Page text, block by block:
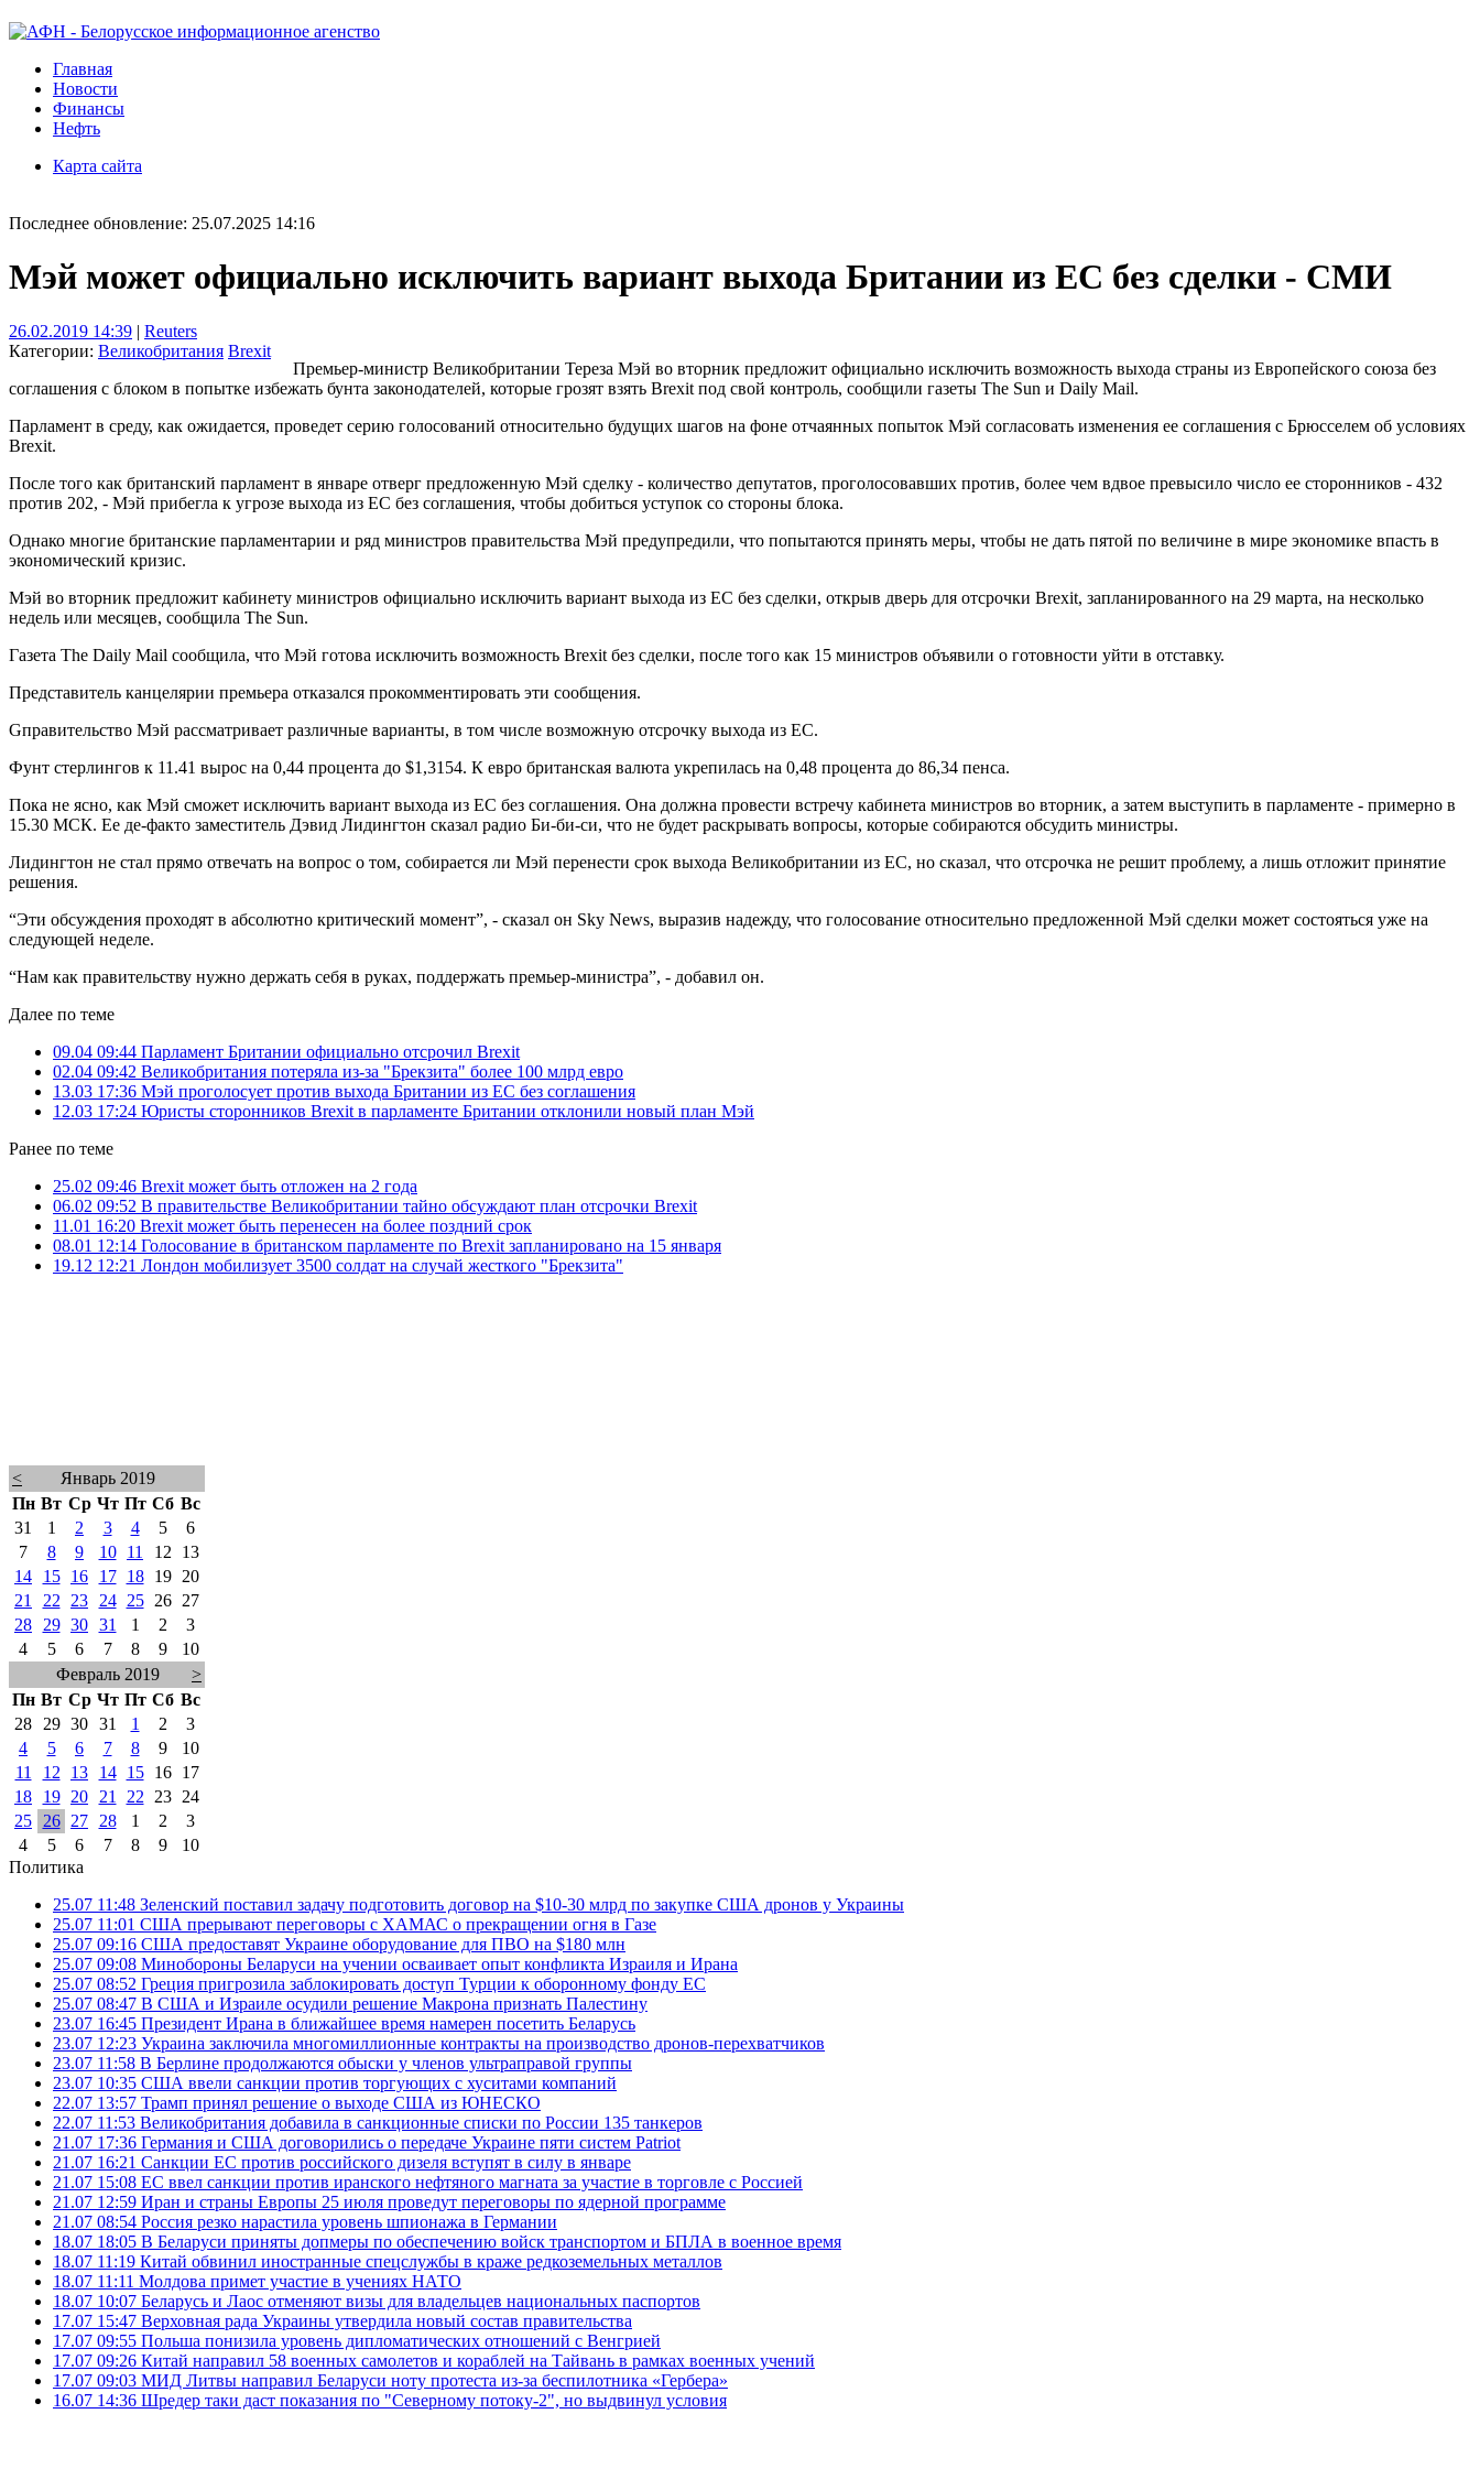
Главная
Новости
Финансы
Нефть
Карта сайта
Последнее обновление: 25.07.2025 14:16
Мэй может официально исключить вариант выхода Британии из ЕС без сделки - СМИ
26.02.2019 14:39 | Reuters
Категории: Великобритания Brexit
Премьер-министр Великобритании Тереза Мэй во вторник предложит официально исключить возможность выхода страны из Европейского союза без
соглашения с блоком в попытке избежать бунта законодателей, которые грозят взять Brexit под свой контроль, сообщили газеты The Sun и Daily Mail.
Парламент в среду, как ожидается, проведет серию голосований относительно будущих шагов на фоне отчаянных попыток Мэй согласовать изменения ее соглашения с Брюсселем об условиях
Brexit.
После того как британский парламент в январе отверг предложенную Мэй сделку - количество депутатов, проголосовавших против, более чем вдвое превысило число ее сторонников - 432
против 202, - Мэй прибегла к угрозе выхода из ЕС без соглашения, чтобы добиться уступок со стороны блока.
Однако многие британские парламентарии и ряд министров правительства Мэй предупредили, что попытаются принять меры, чтобы не дать пятой по величине в мире экономике впасть в
экономический кризис.
Мэй во вторник предложит кабинету министров официально исключить вариант выхода из ЕС без сделки, открыв дверь для отсрочки Brexit, запланированного на 29 марта, на несколько
недель или месяцев, сообщила The Sun.
Газета The Daily Mail сообщила, что Мэй готова исключить возможность Brexit без сделки, после того как 15 министров объявили о готовности уйти в отставку.
Представитель канцелярии премьера отказался прокомментировать эти сообщения.
Gправительство Мэй рассматривает различные варианты, в том числе возможную отсрочку выхода из ЕС.
Фунт стерлингов к 11.41 вырос на 0,44 процента до $1,3154. К евро британская валюта укрепилась на 0,48 процента до 86,34 пенса.
Пока не ясно, как Мэй сможет исключить вариант выхода из ЕС без соглашения. Она должна провести встречу кабинета министров во вторник, а затем выступить в парламенте - примерно в
15.30 МСК. Ее де-факто заместитель Дэвид Лидингтон сказал радио Би-би-си, что не будет раскрывать вопросы, которые собираются обсудить министры.
Лидингтон не стал прямо отвечать на вопрос о том, собирается ли Мэй перенести срок выхода Великобритании из ЕС, но сказал, что отсрочка не решит проблему, а лишь отложит принятие
решения.
“Эти обсуждения проходят в абсолютно критический момент”, - сказал он Sky News, выразив надежду, что голосование относительно предложенной Мэй сделки может состояться уже на
следующей неделе.
“Нам как правительству нужно держать себя в руках, поддержать премьер-министра”, - добавил он.
Далее по теме
09.04 09:44 Парламент Британии официально отсрочил Brexit
02.04 09:42 Великобритания потеряла из-за "Брекзита" более 100 млрд евро
13.03 17:36 Мэй проголосует против выхода Британии из ЕС без соглашения
12.03 17:24 Юристы сторонников Brexit в парламенте Британии отклонили новый план Мэй
Ранее по теме
25.02 09:46 Brexit может быть отложен на 2 года
06.02 09:52 В правительстве Великобритании тайно обсуждают план отсрочки Brexit
11.01 16:20 Brexit может быть перенесен на более поздний срок
08.01 12:14 Голосование в британском парламенте по Brexit запланировано на 15 января
19.12 12:21 Лондон мобилизует 3500 солдат на случай жесткого "Брекзита"
<
Январь 2019
Пн Вт Ср Чт Пт Сб Вс
31
1 2 3 4 5
6
7
8 9 10 11 12
13
14
15 16 17 18 19
20
21
22 23 24 25 26
27
28
29 30 31 1 2
3
4
5 6 7 8 9
10
Февраль 2019
>
Пн Вт Ср Чт Пт Сб Вс
28
29 30 31 1 2
3
4
5 6 7 8 9
10
11
12 13 14 15 16
17
18
19 20 21 22 23
24
25
26 27 28 1 2
3
4
5 6 7 8 9
10
Политика
25.07 11:48 Зеленский поставил задачу подготовить договор на $10-30 млрд по закупке США дронов у Украины
25.07 11:01 США прерывают переговоры с ХАМАС о прекращении огня в Газе
25.07 09:16 США предоставят Украине оборудование для ПВО на $180 млн
25.07 09:08 Минобороны Беларуси на учении осваивает опыт конфликта Израиля и Ирана
25.07 08:52 Греция пригрозила заблокировать доступ Турции к оборонному фонду ЕС
25.07 08:47 В США и Израиле осудили решение Макрона признать Палестину
23.07 16:45 Президент Ирана в ближайшее время намерен посетить Беларусь
23.07 12:23 Украина заключила многомиллионные контракты на производство дронов-перехватчиков
23.07 11:58 В Берлине продолжаются обыски у членов ультраправой группы
23.07 10:35 США ввели санкции против торгующих с хуситами компаний
22.07 13:57 Трамп принял решение о выходе США из ЮНЕСКО
22.07 11:53 Великобритания добавила в санкционные списки по России 135 танкеров
21.07 17:36 Германия и США договорились о передаче Украине пяти систем Patriot
21.07 16:21 Санкции ЕС против российского дизеля вступят в силу в январе
21.07 15:08 ЕС ввел санкции против иранского нефтяного магната за участие в торговле с Россией
21.07 12:59 Иран и страны Европы 25 июля проведут переговоры по ядерной программе
21.07 08:54 Россия резко нарастила уровень шпионажа в Германии
18.07 18:05 В Беларуси приняты допмеры по обеспечению войск транспортом и БПЛА в военное время
18.07 11:19 Китай обвинил иностранные спецслужбы в краже редкоземельных металлов
18.07 11:11 Молдова примет участие в учениях НАТО
18.07 10:07 Беларусь и Лаос отменяют визы для владельцев национальных паспортов
17.07 15:47 Верховная рада Украины утвердила новый состав правительства
17.07 09:55 Польша понизила уровень дипломатических отношений с Венгрией
17.07 09:26 Китай направил 58 военных самолетов и кораблей на Тайвань в рамках военных учений
17.07 09:03 МИД Литвы направил Беларуси ноту протеста из-за беспилотника «Гербера»
16.07 14:36 Шредер таки даст показания по "Северному потоку-2", но выдвинул условия